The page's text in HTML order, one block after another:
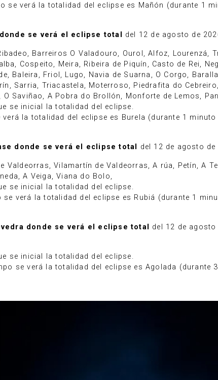
se verá la totalidad del eclipse es Mañón (durante 1
se verá el eclipse total del 12 de agosto de
Barreiros O Valadouro, Ourol, Alfoz, Lourenzá,
Cospeito, Meira, Ribeira de Piquín, Casto de Rei,
Baleira, Friol, Lugo, Navia de Suarna, O Corgo,
Sarria, Triacastela, Moterroso, Piedrafita do
Saviñao, A Pobra do Brollón, Monforte de Lemos,
se inicial la totalidad del eclipse.
la totalidad del eclipse es Burela (durante 1
donde se verá el eclipse total del 12 de agosto de
Valdeorras, Vilamartín de Valdeorras, A rúa, Petín, A
A Veiga, Viana do Bolo,
se inicial la totalidad del eclipse.
verá la totalidad del eclipse es Rubiá (durante 1
donde se verá el eclipse total del 12 de
se inicial la totalidad del eclipse.
se verá la totalidad del eclipse es Agolada (durante